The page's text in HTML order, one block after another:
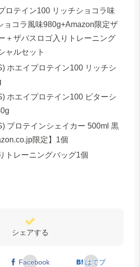
ロテイン100 リッチショコラ味
ョコラ風味980g+Amazon限定ザ
＋ザバスロゴ入りトレーニング
ャルセット
ホエイプロテイン100 リッチシ
ホエイプロテイン100 ビターシ
プロテインシェイカー 500ml 黒
限定】1個
トレーニングバッグ1個
シェアする
Facebook はてブ